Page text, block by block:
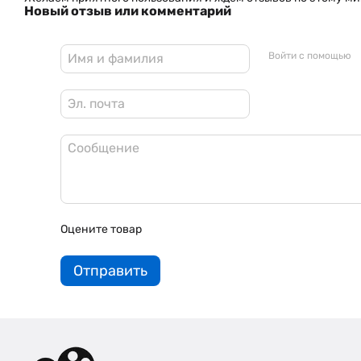
Новый отзыв или комментарий
Войти с помощью
Оцените товар
Отправить